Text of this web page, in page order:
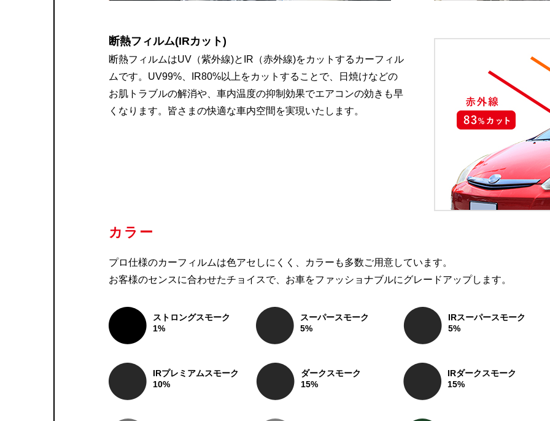
断熱フィルム(IRカット)
断熱フィルムはUV（紫外線)とIR（赤外線)をカットするカーフィル
ムです。UV99%、IR80%以上をカットすることで、日焼けなどの
お肌トラブルの解消や、車内温度の抑制効果でエアコンの効きも早
くなります。皆さまの快適な車内空間を実現いたします。
カラー
プロ仕様のカーフィルムは色アセしにくく、カラーも多数ご用意しています。
お客様のセンスに合わせたチョイスで、お車をファッショナブルにグレードアップします。
ストロングスモーク
1%
スーパースモーク
5%
IRスーパースモーク
5%
IRプレミアムスモーク
10%
ダークスモーク
15%
IRダークスモーク
15%